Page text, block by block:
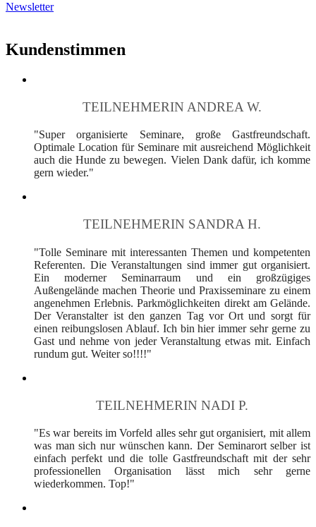
Newsletter
Kundenstimmen
TEILNEHMERIN ANDREA W.
"Super organisierte Seminare, große Gastfreundschaft.
Optimale Location für Seminare mit ausreichend Möglichkeit
auch die Hunde zu bewegen. Vielen Dank dafür, ich komme
gern wieder."
TEILNEHMERIN SANDRA H.
"Tolle Seminare mit interessanten Themen und kompetenten
Referenten. Die Veranstaltungen sind immer gut organisiert.
Ein moderner Seminarraum und ein großzügiges
Außengelände machen Theorie und Praxisseminare zu einem
angenehmen Erlebnis. Parkmöglichkeiten direkt am Gelände.
Der Veranstalter ist den ganzen Tag vor Ort und sorgt für
einen reibungslosen Ablauf. Ich bin hier immer sehr gerne zu
Gast und nehme von jeder Veranstaltung etwas mit. Einfach
rundum gut. Weiter so!!!!"
TEILNEHMERIN NADI P.
"Es war bereits im Vorfeld alles sehr gut organisiert, mit allem
was man sich nur wünschen kann. Der Seminarort selber ist
einfach perfekt und die tolle Gastfreundschaft mit der sehr
professionellen Organisation lässt mich sehr gerne
wiederkommen. Top!"